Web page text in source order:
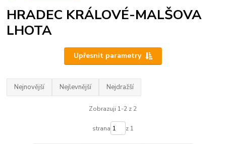
HRADEC KRÁLOVÉ-MALŠOVA
LHOTA
Upřesnit parametry
Nejnovější Nejlevnější Nejdražší
Zobrazuji 1-2 z 2
strana z 1